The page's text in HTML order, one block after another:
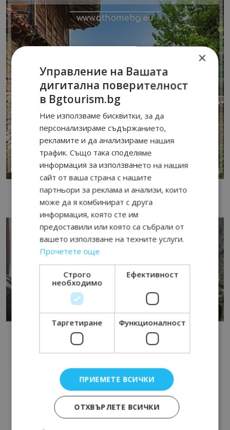
×
Управление на Вашата
дигитална поверителност
в Bgtourism.bg
Ние използваме бисквитки, за да
персонализираме съдържанието,
рекламите и да анализираме нашия
трафик. Също така споделяме
информация за използването на нашия
сайт от ваша страна с нашите
партньори за реклама и анализи, които
може да я комбинират с друга
информация, която сте им
предоставили или която са събрали от
вашето използване на техните услуги.
Прочетете още
Строго
необходимо
Ефективност
Таргетиране Функционалност
ПРИЕМЕТЕ ВСИЧКИ
ОТХВЪРЛЕТЕ ВСИЧКИ